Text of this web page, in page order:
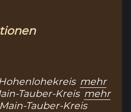
mehr
Tauber-Kreis mehr
Main-Tauber-Kreis